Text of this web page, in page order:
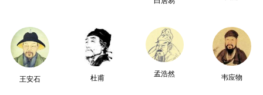
王安石 杜甫
孟浩然 韦应物